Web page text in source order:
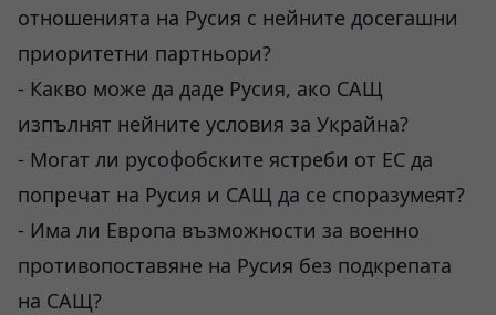
отношенията на Русия с нейните досегашни
приоритетни партньори?
- Какво може да даде Русия, ако САЩ
изпълнят нейните условия за Украйна?
- Могат ли русофобските ястреби от ЕС да
попречат на Русия и САЩ да се споразумеят?
- Има ли Европа възможности за военно
противопоставяне на Русия без подкрепата
на САЩ?